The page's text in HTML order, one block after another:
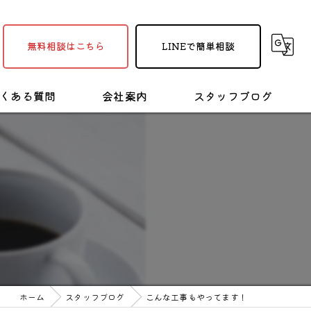
無料相談はこちら LINEで簡単相談
ある質問 会社案内 スタッフブログ
ホーム スタッフブログ こんな工事もやってます！